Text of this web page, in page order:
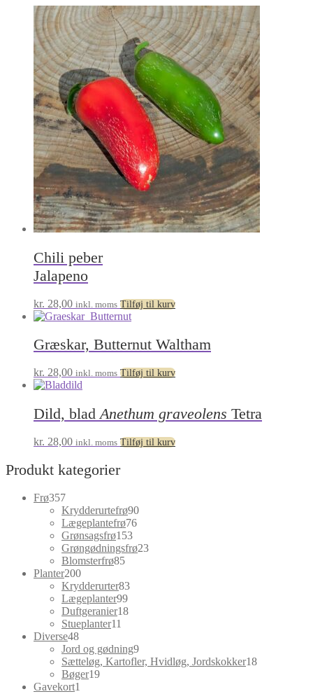
Chili peber
Jalapeno
kr. 28,00 inkl. moms Tilføj til kurv
Græskar, Butternut Waltham
kr. 28,00 inkl. moms Tilføj til kurv
Dild, blad Anethum graveolens Tetra
kr. 28,00 inkl. moms Tilføj til kurv
Produkt kategorier
Frø357357
varer
Krydderurtefrø9090
Lægeplantefrø7676
Grønsagsfrø153153
varer
Grøngødningsfrø2323
Blomsterfrø8585
Planter200200
varer
Krydderurter8383
Lægeplanter9999
varer
Duftgeranier1818
Stueplanter11
Diverse4848
varer
Jord og gødning99
varer
Sætteløg, Kartofler, Hvidløg, Jordskokker1818
Bøger1919
Gavekort1